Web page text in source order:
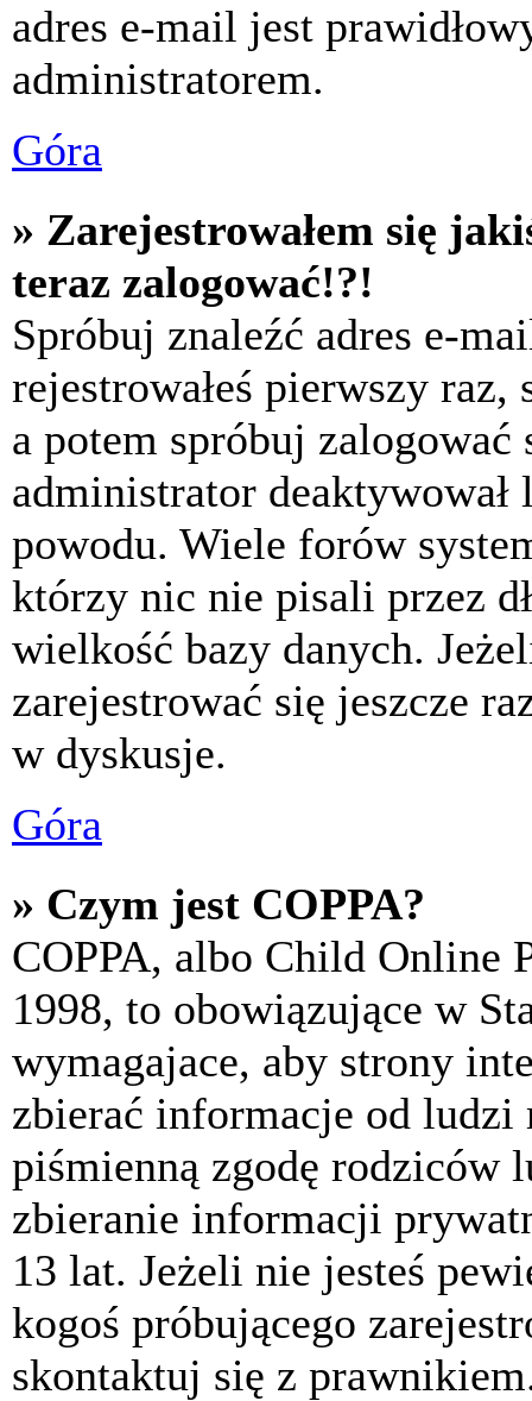
adres e-mail jest
administratorem.
Góra
» Zarejestrowałem się
teraz zalogować!?!
Spróbuj znaleźć adres e-
rejestrowałeś pierwszy
a potem spróbuj
administrator deaktywował
powodu. Wiele forów
którzy nic nie pisali przez
wielkość bazy danych.
zarejestrować się jeszcze
w dyskusje.
Góra
» Czym jest COPPA?
COPPA, albo Child Online
1998, to obowiązujące w
wymagajace, aby strony
zbierać informacje od
piśmienną zgodę rodziców
zbieranie informacji
13 lat. Jeżeli nie jesteś
kogoś próbującego
skontaktuj się z